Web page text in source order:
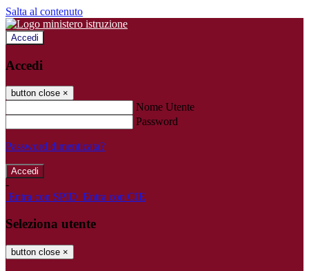
Salta al contenuto
Accedi
Accedi
button close ×
Nome Utente
Password
Password dimenticata?
-
Entra con SPID Entra con CIE
Seleziona utente
button close ×